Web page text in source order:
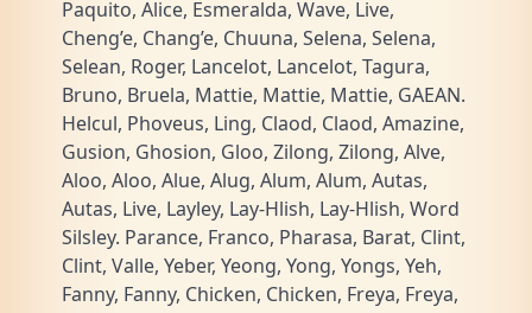
Paquito, Alice, Esmeralda, Wave, Live,
Cheng’e, Chang’e, Chuuna, Selena, Selena,
Selean, Roger, Lancelot, Lancelot, Tagura,
Bruno, Bruela, Mattie, Mattie, Mattie, GAEAN.
Helcul, Phoveus, Ling, Claod, Claod, Amazine,
Gusion, Ghosion, Gloo, Zilong, Zilong, Alve,
Aloo, Aloo, Alue, Alug, Alum, Alum, Autas,
Autas, Live, Layley, Lay-Hlish, Lay-Hlish, Word
Silsley. Parance, Franco, Pharasa, Barat, Clint,
Clint, Valle, Yeber, Yeong, Yong, Yongs, Yeh,
Fanny, Fanny, Chicken, Chicken, Freya, Freya,